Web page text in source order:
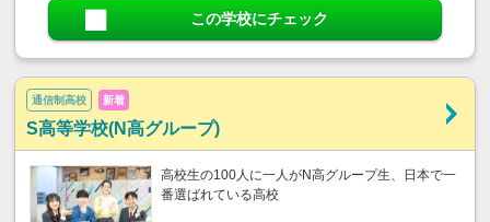
この学校にチェック
通信制高校 新着
S高等学校(N高グループ)
高校生の100人に一人がN高グループ生、日本で一
番選ばれている高校